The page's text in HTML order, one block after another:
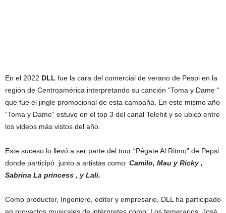
En el 2022 DLL fue la cara del comercial de verano de Pespi en la
región de Centroamérica interpretando su canción “Toma y Dame “
que fue el jingle promocional de esta campaña. En este mismo año
“Toma y Dame” estuvo en el top 3 del canal Telehit y se ubicó entre
los videos más vistos del año.
Este suceso lo llevó a ser parte del tour “Pégate Al Ritmo” de Pepsi
donde participó junto a artistas como: Camilo, Mau y Ricky ,
Sabrina La princess , y Lali.
Como productor, Ingeniero, editor y empresario, DLL ha participado